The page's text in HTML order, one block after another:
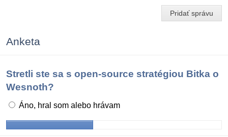
Pridať správu
Anketa
Stretli ste sa s open-source stratégiou Bitka o
Wesnoth?
Áno, hral som alebo hrávam